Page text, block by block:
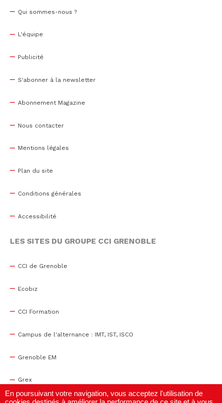
Qui sommes-nous ?
L'équipe
Publicité
S'abonner à la newsletter
Abonnement Magazine
Nous contacter
Mentions légales
Plan du site
Conditions générales
Accessibilité
LES SITES DU GROUPE CCI GRENOBLE
CCI de Grenoble
Ecobiz
CCI Formation
Campus de l'alternance : IMT, IST, ISCO
Grenoble EM
Grex
En poursuivant votre navigation, vous acceptez l'utilisation de